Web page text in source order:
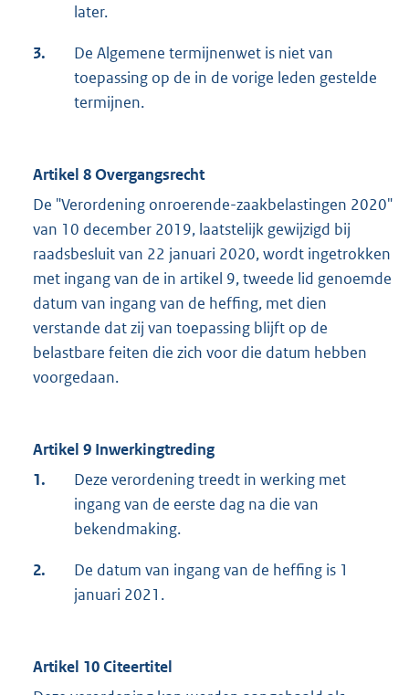
later.
3.
De Algemene termijnenwet is niet van
toepassing op de in de vorige leden gestelde
termijnen.
Artikel 8 Overgangsrecht
De "Verordening onroerende-zaakbelastingen 2020"
van 10 december 2019, laatstelijk gewijzigd bij
raadsbesluit van 22 januari 2020, wordt ingetrokken
met ingang van de in artikel 9, tweede lid genoemde
datum van ingang van de heffing, met dien
verstande dat zij van toepassing blijft op de
belastbare feiten die zich voor die datum hebben
voorgedaan.
Artikel 9 Inwerkingtreding
1.
Deze verordening treedt in werking met
ingang van de eerste dag na die van
bekendmaking.
2.
De datum van ingang van de heffing is 1
januari 2021.
Artikel 10 Citeertitel